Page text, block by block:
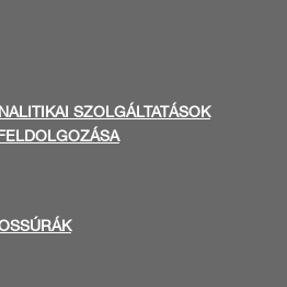
SZOLGÁLTATÁSOK